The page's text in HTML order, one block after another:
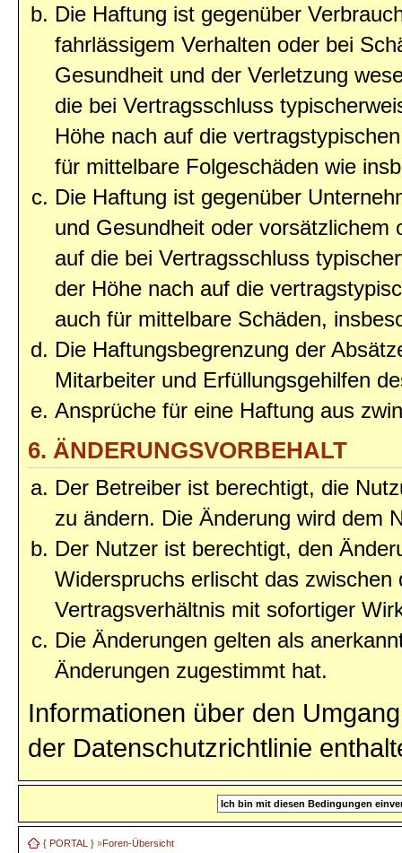
Die Haftung ist gegenüber
fahrlässigem Verhalten oder bei
Gesundheit und der Verletzung
die bei Vertragsschluss
Höhe nach auf die
für mittelbare Folgeschäden wie
Die Haftung ist gegenüber
und Gesundheit oder
auf die bei Vertragsschluss
der Höhe nach auf die
auch für mittelbare Schäden,
Die Haftungsbegrenzung der
Mitarbeiter und Erfüllungsgehilfen
Ansprüche für eine Haftung aus
6. ÄNDERUNGSVORBEHALT
Der Betreiber ist berechtigt, die
zu ändern. Die Änderung wird dem
Der Nutzer ist berechtigt, den
Widerspruchs erlischt das
Vertragsverhältnis mit sofortiger
Die Änderungen gelten als
Änderungen zugestimmt hat.
Informationen über den
der Datenschutzrichtlinie
{ PORTAL } »Foren-Übersicht